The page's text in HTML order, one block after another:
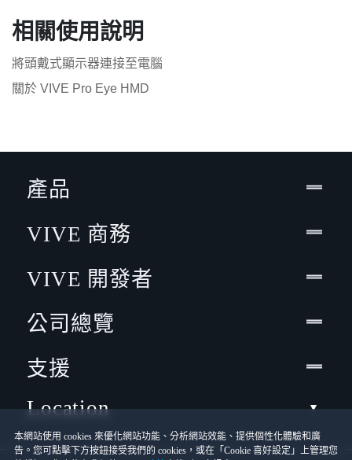
相關使用說明
將頭戴式顯示器連接至電腦
關於 VIVE Pro Eye HMD
本網站使用 cookies 來優化網站功能、分析網站效能、提供個性化體驗和廣
告。您可點擊下方按鈕接受我們的 cookies，或在「Cookie 喜好設定」上管理您
產品
VIVE 商務
VIVE 開發者
公司總覽
支援
Location